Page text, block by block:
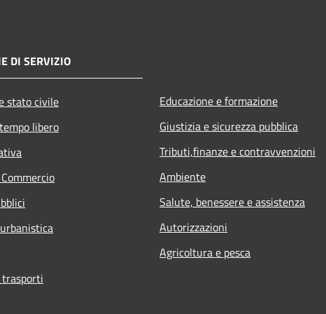
DI SERVIZIO
stato civile
libero
Educazione e formazione
Giustizia e sicurezza pubblica
Tributi,finanze e contravvenzioni
Ambiente
Salute, benessere e assistenza
Autorizzazioni
Agricoltura e pesca